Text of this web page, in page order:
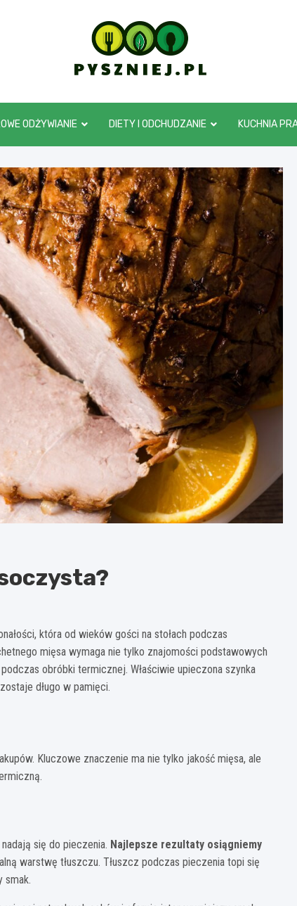
pyszniej.pl
ODŻYWIANIE DIETY I ODCHUDZANIE KUCHNIA
która od wieków gości na stołach podczas
mięsa wymaga nie tylko znajomości podstawowych
obróbki termicznej. Właściwie upieczona szynka
długo w pamięci.
Kluczowe znaczenie ma nie tylko jakość mięsa, ale
się do pieczenia. Najlepsze rezultaty osiągniemy
warstwę tłuszczu. Tłuszcz podczas pieczenia topi się
smak.